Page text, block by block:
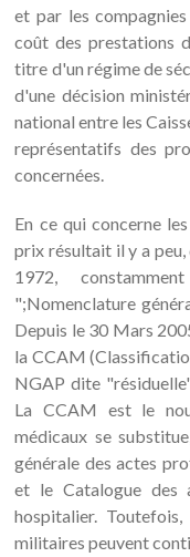
et par les
coût des prestations
titre d'un régime de
d'une décision
national entre les
représentatifs des
concernées.
En ce qui concerne
prix résultait il y a
1972,
";Nomenclature
Depuis le 30 Mars
la CCAM
NGAP dite
La CCAM est le
médicaux se
générale des actes
et le Catalogue des
hospitalier.
militaires peuvent